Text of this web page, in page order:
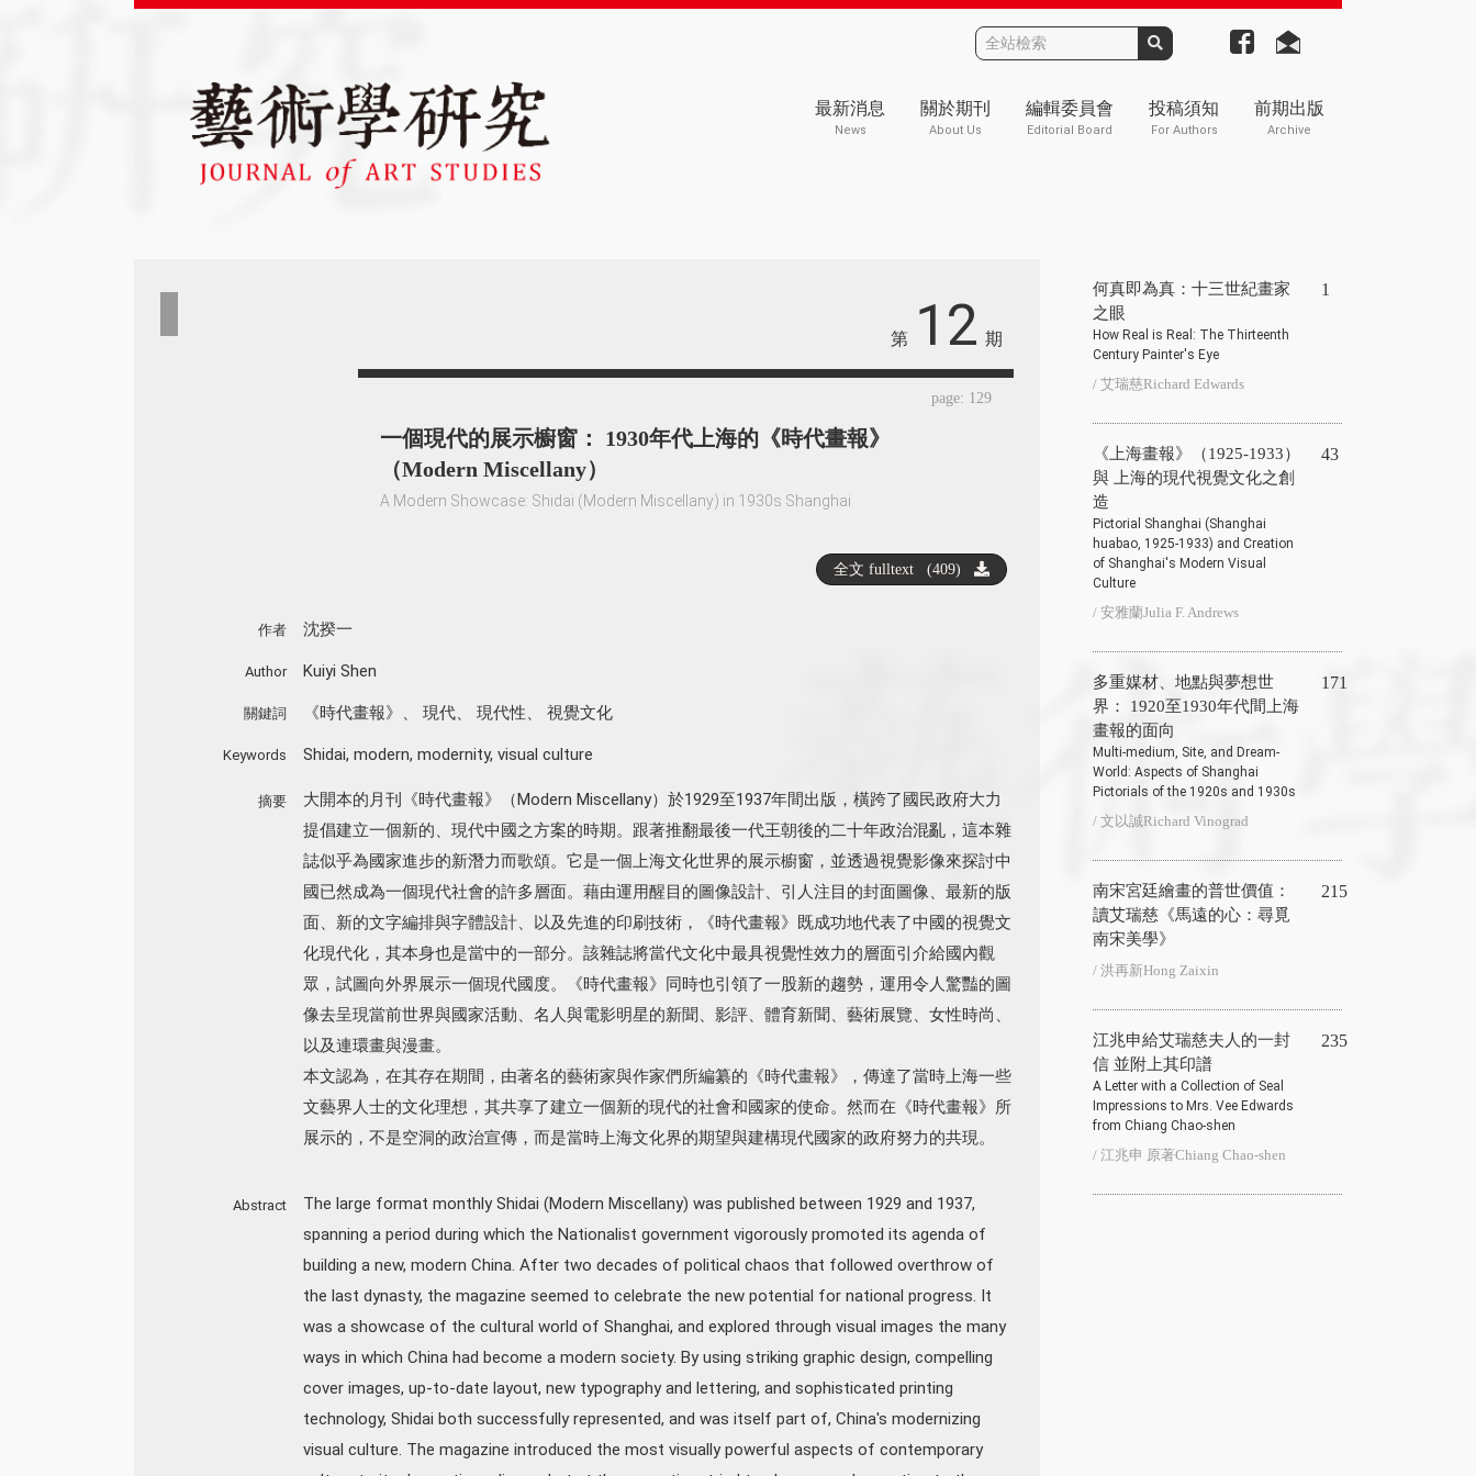
最新消息
News
關於期刊
About Us
編輯委員會
Editorial Board
投稿須知
For Authors
前期出版
Archive
第 12 期
page: 129
一個現代的展示櫥窗： 1930年代上海的《時代畫報》
（Modern Miscellany）
A Modern Showcase: Shidai (Modern Miscellany) in 1930s Shanghai
作者 沈揆一
Author Kuiyi Shen
關鍵詞 《時代畫報》 現代、 現代性 視覺文化
Keywords Shidai, modern, modernity, visual culture
摘要
大開本的月刊《時代畫報》（Modern Miscellany）於1929至1937年間出版，橫跨了國民政府大力
提倡建立一個新的、現代中國之方案的時期。跟著推翻最後一代王朝後的二十年政治混亂，這本雜
誌似乎為國家進步的新潛力而歌頌。它是一個上海文化世界的展示櫥窗，並透過視覺影像來探討中
國已然成為一個現代社會的許多層面。藉由運用醒目的圖像設計、引人注目的封面圖像、最新的版
面、新的文字編排與字體設計、以及先進的印刷技術，《時代畫報》既成功地代表了中國的視覺文
化現代化，其本身也是當中的一部分。該雜誌將當代文化中最具視覺性效力的層面引介給國內觀
眾，試圖向外界展示一個現代國度。《時代畫報》同時也引領了一股新的趨勢，運用令人驚豔的圖
像去呈現當前世界與國家活動、名人與電影明星的新聞、影評、體育新聞、藝術展覽、女性時尚、
以及連環畫與漫畫。
本文認為，在其存在期間，由著名的藝術家與作家們所編纂的《時代畫報》，傳達了當時上海一些
文藝界人士的文化理想，其共享了建立一個新的現代的社會和國家的使命。然而在《時代畫報》所
展示的，不是空洞的政治宣傳，而是當時上海文化界的期望與建構現代國家的政府努力的共現。
Abstract
The large format monthly Shidai (Modern Miscellany) was published between 1929 and 1937,
spanning a period during which the Nationalist government vigorously promoted its agenda of
building a new, modern China. After two decades of political chaos that followed overthrow of
the last dynasty, the magazine seemed to celebrate the new potential for national progress. It
was a showcase of the cultural world of Shanghai, and explored through visual images the many
ways in which China had become a modern society. By using striking graphic design, compelling
cover images, up-to-date layout, new typography and lettering, and sophisticated printing
technology, Shidai both successfully represented, and was itself part of, China's modernizing
visual culture. The magazine introduced the most visually powerful aspects of contemporary
何真即為真：十三世紀畫家
之眼
How Real is Real: The Thirteenth
Century Painter's Eye
/ 艾瑞慈Richard Edwards
1
《上海畫報》（1925-1933）
與 上海的現代視覺文化之創
造
Pictorial Shanghai (Shanghai
huabao, 1925-1933) and Creation
of Shanghai's Modern Visual
Culture
/ 安雅蘭Julia F. Andrews
43
多重媒材、地點與夢想世
界： 1920至1930年代間上海
畫報的面向
Multi-medium, Site, and Dream-
World: Aspects of Shanghai
Pictorials of the 1920s and 1930s
/ 文以誠Richard Vinograd
171
南宋宮廷繪畫的普世價值：
讀艾瑞慈《馬遠的心：尋覓
南宋美學》
/ 洪再新Hong Zaixin
215
江兆申給艾瑞慈夫人的一封
信 並附上其印譜
A Letter with a Collection of Seal
Impressions to Mrs. Vee Edwards
from Chiang Chao-shen
/ 江兆申 原著Chiang Chao-shen
235